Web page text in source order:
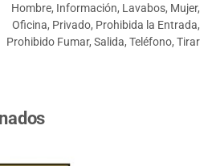
Hombre, Información, Lavabos, Mujer,
Oficina, Privado, Prohibida la Entrada,
Prohibido Fumar, Salida, Teléfono, Tirar